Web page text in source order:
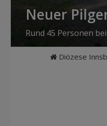
Neuer
Rund 45 Personen
Diözese